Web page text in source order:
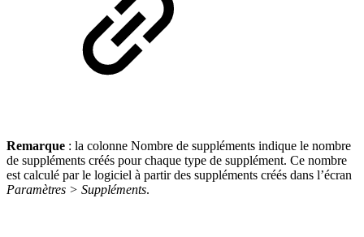
Remarque : la colonne Nombre de suppléments indique le nombre
de suppléments créés pour chaque type de supplément. Ce nombre
est calculé par le logiciel à partir des suppléments créés dans l’écran
Paramètres > Suppléments.